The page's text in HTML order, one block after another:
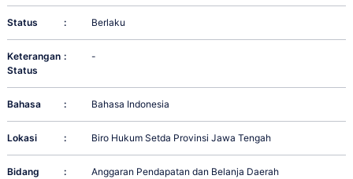
Status : Berlaku
Keterangan
Status
: -
Bahasa : Bahasa Indonesia
Lokasi : Biro Hukum Setda Provinsi Jawa Tengah
Bidang
: Anggaran Pendapatan dan Belanja Daerah